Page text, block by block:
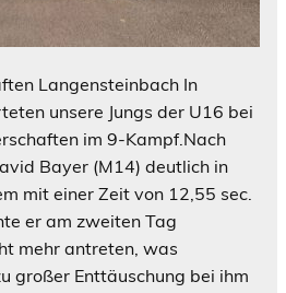
Langensteinbach In
unsere Jungs der U16 bei
im 9-Kampf.Nach
Bayer (M14) deutlich in
mit einer Zeit von 12,55 sec.
er am zweiten Tag
mehr antreten, was
großer Enttäuschung bei ihm